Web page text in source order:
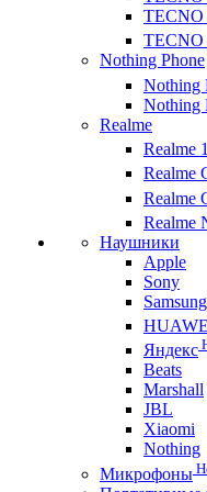
TECNO
TECNO
Nothing Phone
Nothing
Nothing
Realme
Realme
Realme
Realme
Realme
Наушники
Apple
Sony
Samsung
Яндекс
Beats
Marshall
JBL
Xiaomi
Nothing
Микрофоны